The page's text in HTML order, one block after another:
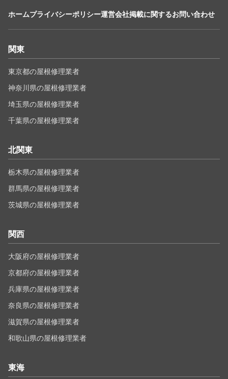
ホームプライバシーポリシー運営会社掲載に関するお問い合わせ
関東
東京都の屋根修理業者
神奈川県の屋根修理業者
埼玉県の屋根修理業者
千葉県の屋根修理業者
北関東
栃木県の屋根修理業者
群馬県の屋根修理業者
茨城県の屋根修理業者
関西
大阪府の屋根修理業者
京都府の屋根修理業者
兵庫県の屋根修理業者
奈良県の屋根修理業者
滋賀県の屋根修理業者
和歌山県の屋根修理業者
東海